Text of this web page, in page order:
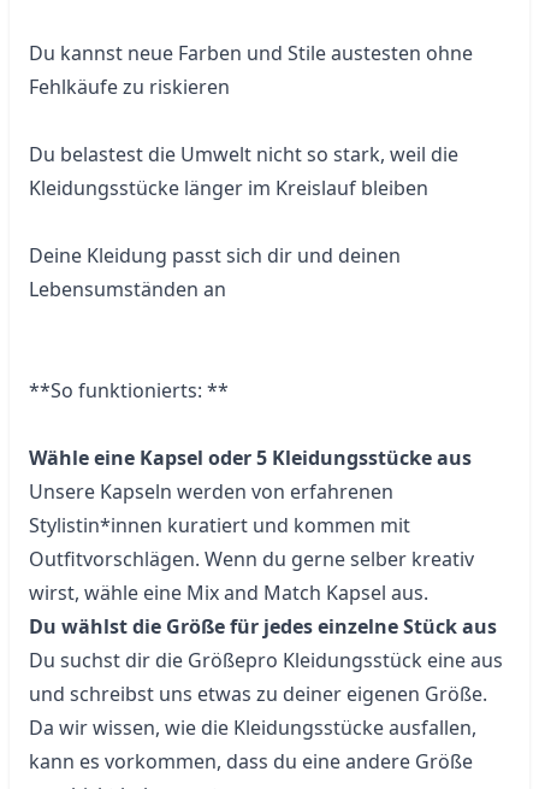
Du kannst neue Farben und Stile austesten ohne
Fehlkäufe zu riskieren
Du belastest die Umwelt nicht so stark, weil die
Kleidungsstücke länger im Kreislauf bleiben
Deine Kleidung passt sich dir und deinen
Lebensumständen an
**So funktionierts: **
Wähle eine Kapsel oder 5 Kleidungsstücke aus
Unsere Kapseln werden von erfahrenen
Stylistin*innen kuratiert und kommen mit
Outfitvorschlägen. Wenn du gerne selber kreativ
Du wählst die Größe für jedes einzelne Stück aus
Du suchst dir die Größepro Kleidungsstück eine aus
und schreibst uns etwas zu deiner eigenen Größe.
Da wir wissen, wie die Kleidungsstücke ausfallen,
kann es vorkommen, dass du eine andere Größe